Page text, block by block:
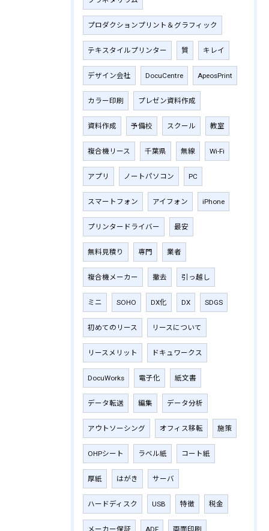
プロダクションプリント＆グラフィック
テキスタイルプリンター 質 キレイ
デザイン会社 DocuCentre ApeosPrint
カラー印刷 プレゼン資料作成
資料作成 予備校 スクール 教室
複合機リース 千葉県 無線 Wi-Fi
アプリ ノートパソコン PC
スマートフォン アイフォン iPhone
プリンタードライバー 最安
無料見積り 専門 業者
複合機メーカー 撤去 引っ越し
ミニ SOHO DX化 DX SDGS
初めてのリース リースについて
リースメリット ドキュワークス
DocuWorks 電子化 紙文書
データ転送 編集 データ分析
アウトソーシング オフィス移転 施策
OHPシート ラベル紙 コート紙
厚紙 はがき サーバ
ハードディスク USB 特徴 税金
メーカー保証 ADF 両面印刷